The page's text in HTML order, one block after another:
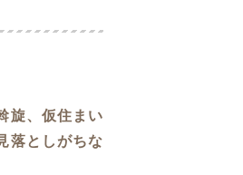
旋、仮住まい
落としがちな